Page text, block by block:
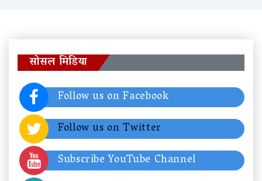
सोसल मिडिया
Follow us on Facebook
Follow us on Twitter
Subscribe YouTube Channel